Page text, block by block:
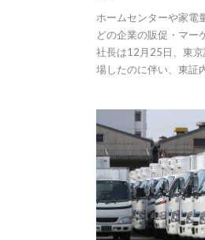
ホームセンターや家電
どの企業の販促・マー
社長は12月25日、東
場したのに伴い、東証